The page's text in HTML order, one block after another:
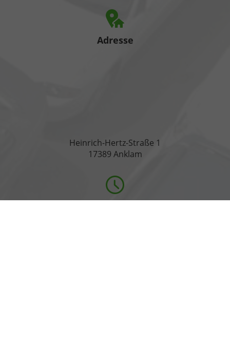
Adresse
Heinrich-Hertz-Straße 1
17389 Anklam